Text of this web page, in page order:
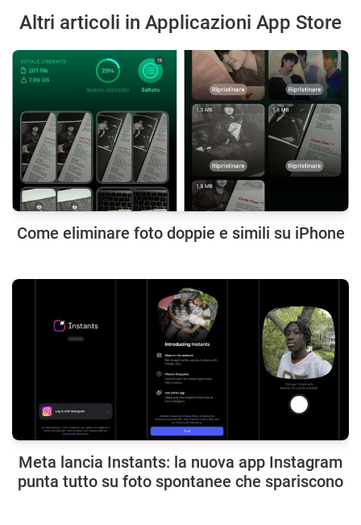
Altri articoli in Applicazioni App Store
Come eliminare foto doppie e simili su iPhone
Meta lancia Instants: la nuova app Instagram
punta tutto su foto spontanee che spariscono